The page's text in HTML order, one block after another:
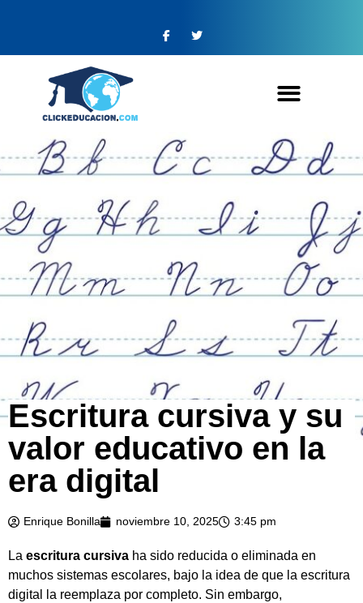
Escritura cursiva y su
valor educativo en la
era digital
Enrique Bonilla noviembre 10, 2025 3:45 pm
La escritura cursiva ha sido reducida o eliminada en
muchos sistemas escolares, bajo la idea de que la escritura
digital la reemplaza por completo. Sin embargo,